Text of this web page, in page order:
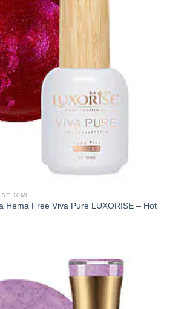
10ML
Hema Free Viva Pure LUXORISE – Hot